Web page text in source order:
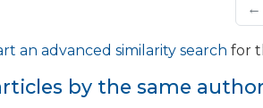
←
an advanced similarity search for
by the same